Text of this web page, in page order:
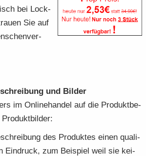
bei Lock­
Sie auf
und Bil­der
im On­line­han­del auf die Pro­dukt­be­
des Pro­duk­tes einen qua­li­
Ein­druck, zum Bei­spiel weil sie kei­